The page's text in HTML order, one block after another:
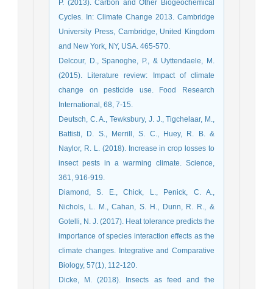
P. (2013). Carbon and Other Biogeochemical
Cycles. In: Climate Change 2013. Cambridge
University Press, Cambridge, United Kingdom
and New York, NY, USA. 465-570.
Delcour, D., Spanoghe, P., & Uyttendaele, M.
(2015). Literature review: Impact of climate
change on pesticide use. Food Research
International, 68, 7-15.
Deutsch, C. A., Tewksbury, J. J., Tigchelaar, M.,
Battisti, D. S., Merrill, S. C., Huey, R. B. &
Naylor, R. L. (2018). Increase in crop losses to
insect pests in a warming climate. Science,
361, 916-919.
Diamond, S. E., Chick, L., Penick, C. A.,
Nichols, L. M., Cahan, S. H., Dunn, R. R., &
Gotelli, N. J. (2017). Heat tolerance predicts the
importance of species interaction effects as the
climate changes. Integrative and Comparative
Biology, 57(1), 112-120.
Dicke, M. (2018). Insects as feed and the